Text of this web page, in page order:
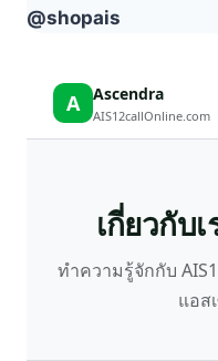
@shopais
A Ascendra
AIS12callOnline.com
เกี่ยวกับ
ทำความรู้จักกับ
แอส